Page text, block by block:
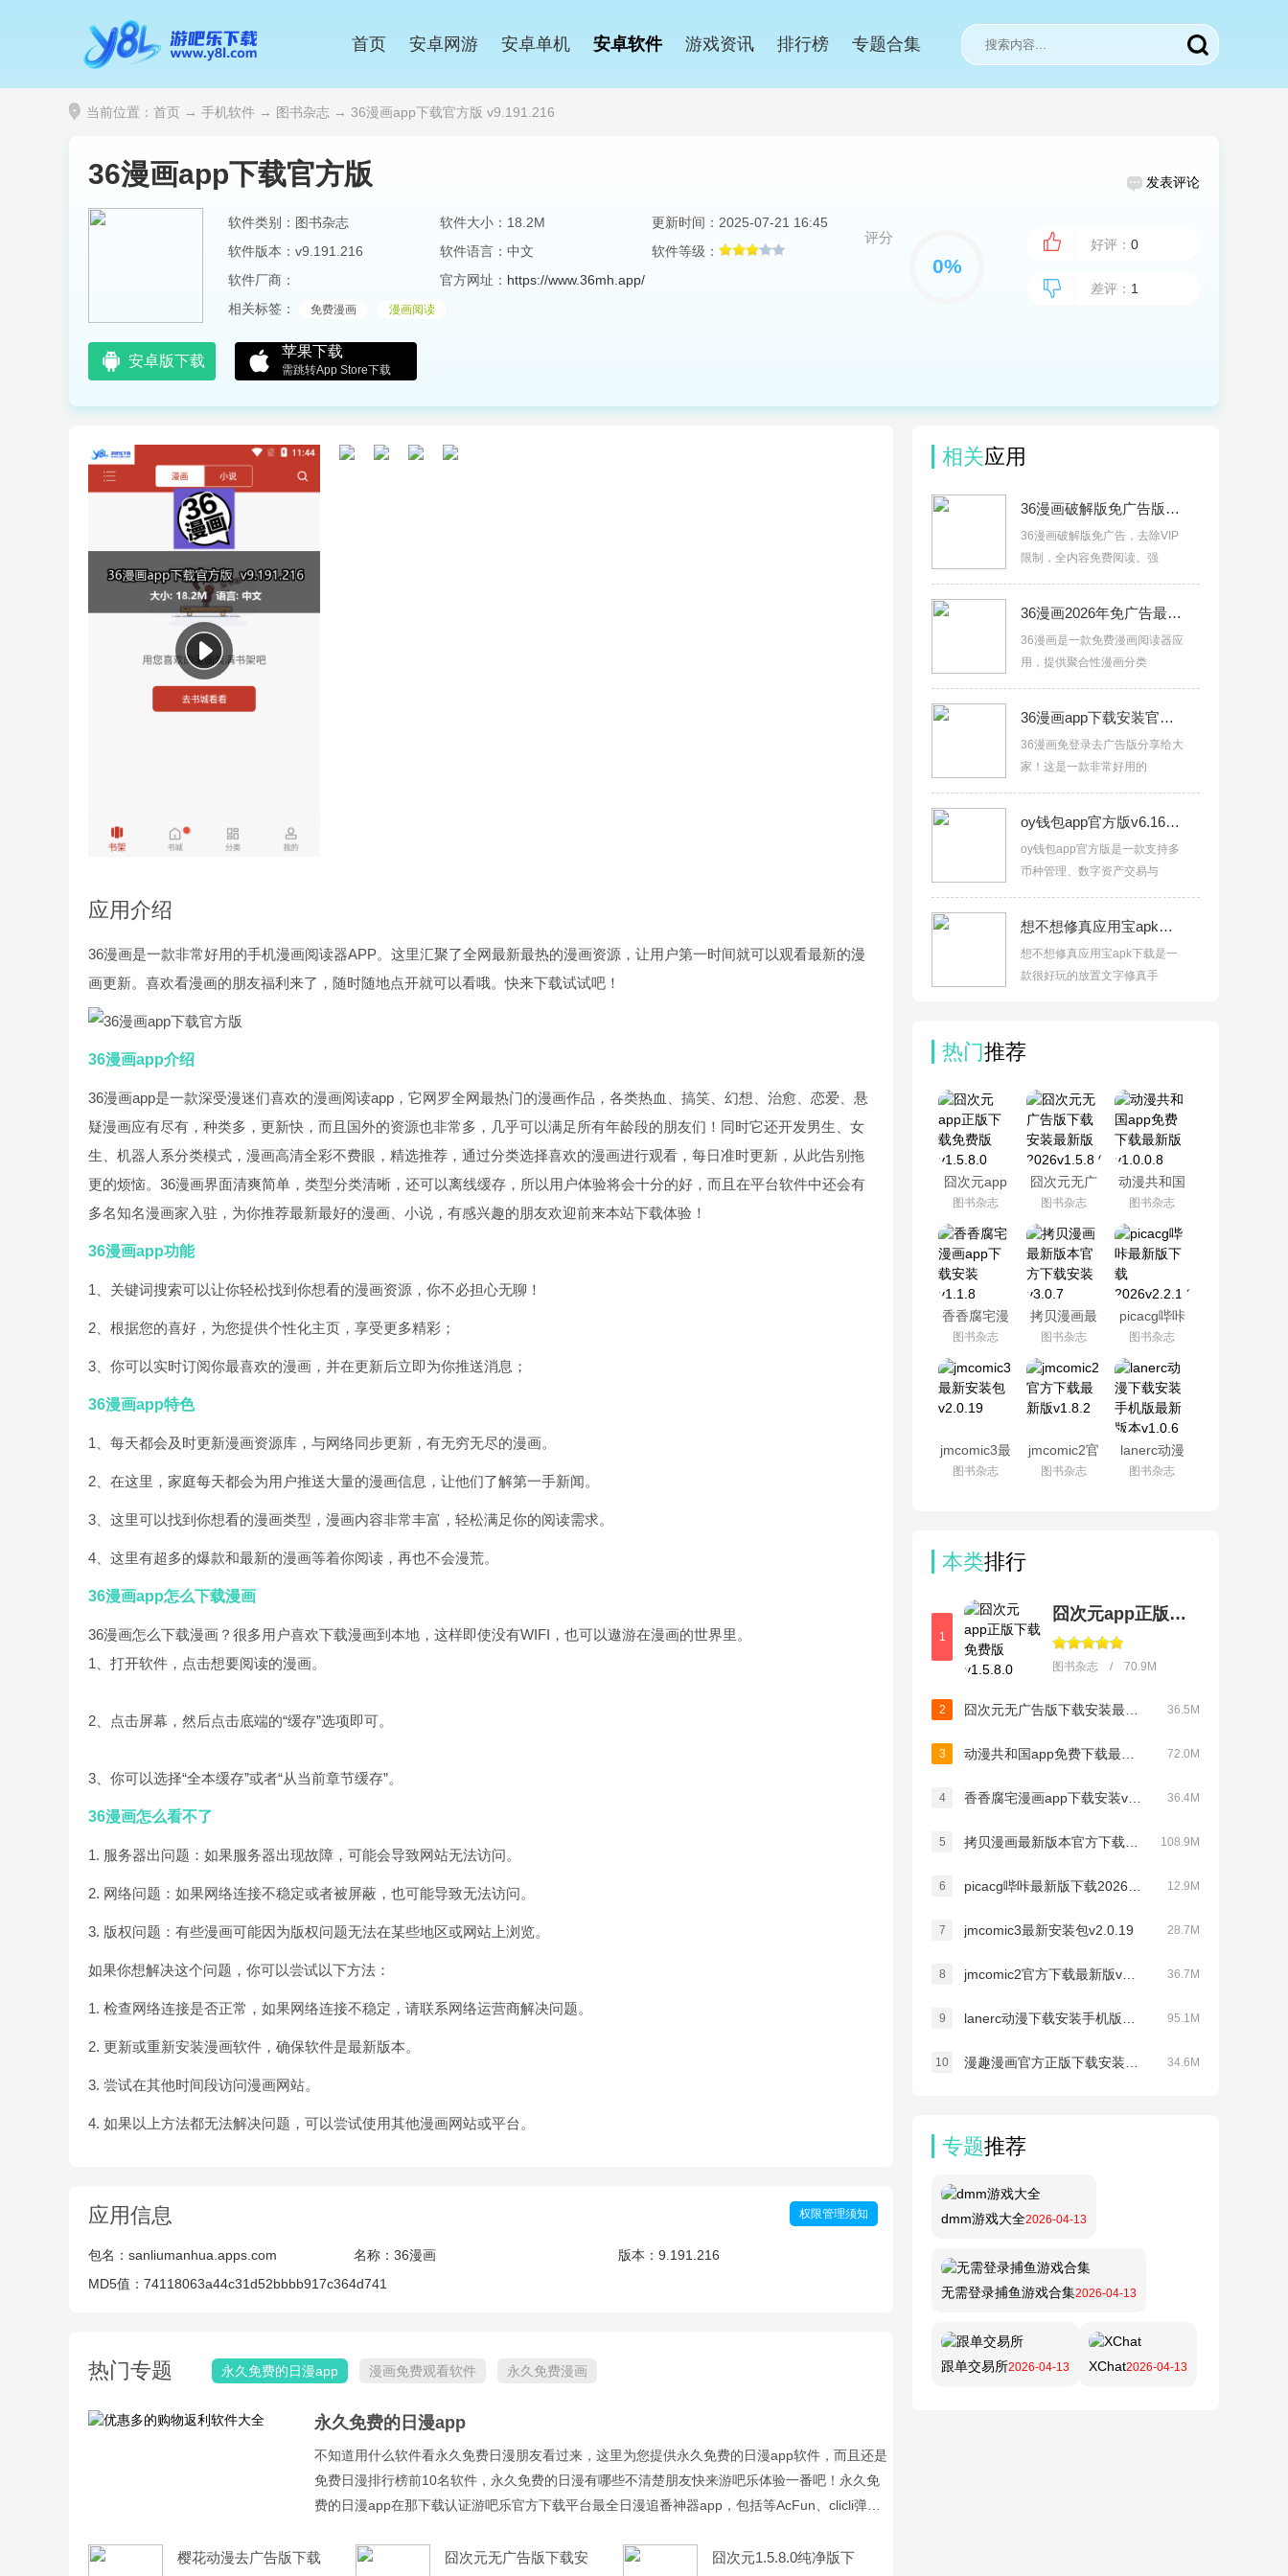
首页 安卓网游 安卓单机 安卓软件 游戏资讯 排行榜 专题合集
当前位置： 首页 → 手机软件 → 图书杂志 → 36漫画app下载官方版 v9.191.216
36漫画app下载官方版 发表评论
软件类别：图书杂志 软件大小：18.2M
更新时间：2025-07-21 16:45
软件版本：v9.191.216
软件语言：中文
软件等级：
软件厂商：
官方网址： https://www.36mh.app/
相关标签：
免费漫画 漫画阅读
评分 好评： 0
差评： 1
安卓版下载
苹果下载
需跳转App Store下载
应用介绍
36漫画是一款非常好用的手机漫画阅读器APP。这里汇聚了全网最新最热的漫画资源，让用户第一时间就可以观看最新的漫
画更新。喜欢看漫画的朋友福利来了，随时随地点开就可以看哦。快来下载试试吧！
36漫画app介绍
36漫画app是一款深受漫迷们喜欢的漫画阅读app，它网罗全网最热门的漫画作品，各类热血、搞笑、幻想、治愈、恋爱、悬
疑漫画应有尽有，种类多，更新快，而且国外的资源也非常多，几乎可以满足所有年龄段的朋友们！同时它还开发男生、女
生、机器人系分类模式，漫画高清全彩不费眼，精选推荐，通过分类选择喜欢的漫画进行观看，每日准时更新，从此告别拖
更的烦恼。36漫画界面清爽简单，类型分类清晰，还可以离线缓存，所以用户体验将会十分的好，而且在平台软件中还会有
多名知名漫画家入驻，为你推荐最新最好的漫画、小说，有感兴趣的朋友欢迎前来本站下载体验！
36漫画app功能
1、关键词搜索可以让你轻松找到你想看的漫画资源，你不必担心无聊！
2、根据您的喜好，为您提供个性化主页，享受更多精彩；
3、你可以实时订阅你最喜欢的漫画，并在更新后立即为你推送消息；
36漫画app特色
1、每天都会及时更新漫画资源库，与网络同步更新，有无穷无尽的漫画。
2、在这里，家庭每天都会为用户推送大量的漫画信息，让他们了解第一手新闻。
3、这里可以找到你想看的漫画类型，漫画内容非常丰富，轻松满足你的阅读需求。
4、这里有超多的爆款和最新的漫画等着你阅读，再也不会漫荒。
36漫画app怎么下载漫画
36漫画怎么下载漫画？很多用户喜欢下载漫画到本地，这样即使没有WIFI，也可以遨游在漫画的世界里。
1、打开软件，点击想要阅读的漫画。
2、点击屏幕，然后点击底端的“缓存”选项即可。
3、你可以选择“全本缓存”或者“从当前章节缓存”。
36漫画怎么看不了
1. 服务器出问题：如果服务器出现故障，可能会导致网站无法访问。
2. 网络问题：如果网络连接不稳定或者被屏蔽，也可能导致无法访问。
3. 版权问题：有些漫画可能因为版权问题无法在某些地区或网站上浏览。
如果你想解决这个问题，你可以尝试以下方法：
1. 检查网络连接是否正常，如果网络连接不稳定，请联系网络运营商解决问题。
2. 更新或重新安装漫画软件，确保软件是最新版本。
3. 尝试在其他时间段访问漫画网站。
4. 如果以上方法都无法解决问题，可以尝试使用其他漫画网站或平台。
应用信息 权限管理须知
包名： sanliumanhua.apps.com 名称： 36漫画 版本：9.191.216
MD5值： 74118063a44c31d52bbbb917c364d741
热门专题 永久免费的日漫app 漫画免费观看软件 永久免费漫画
永久免费的日漫app
不知道用什么软件看永久免费日漫朋友看过来，这里为您提供永久免费的日漫app软件，而且还是
免费日漫排行榜前10名软件，永久免费的日漫有哪些不清楚朋友快来游吧乐体验一番吧！永久免
费的日漫app在那下载认证游吧乐官方下载平台最全日漫追番神器app，包括等AcFun、clicli弹幕
樱花动漫去广告版下载
囧次元无广告版下载安
囧次元1.5.8.0纯净版下
相关应用
36漫画破解版免广告版最新版下载v9.191.216
36漫画破解版免广告，去除VIP
限制，全内容免费阅读。强
36漫画2026年免广告最新版本v9.191.216
36漫画是一款免费漫画阅读器应
用，提供聚合性漫画分类
36漫画app下载安装官方正版v9.191.216
36漫画免登录去广告版分享给大
家！这是一款非常好用的
oy钱包app官方版v6.166.0
oy钱包app官方版是一款支持多
币种管理、数字资产交易与
想不想修真应用宝apk下载v5.9.4
想不想修真应用宝apk下载是一
款很好玩的放置文字修真手
热门推荐
囧次元app
正版下载免
费版
v1.5.8.0
图书杂志
囧次元无广
告版下载安
装最新版
2026v1.5.8.0
图书杂志
动漫共和国
app免费下
载最新版
v1.0.0.8
图书杂志
香香腐宅漫
画app下载
安装v1.1.8
图书杂志
拷贝漫画最
新版本官方
下载安装
图书杂志
picacg哔咔
最新版下载
2026v2.2.1.3.3.5
图书杂志
jmcomic3最
新安装包
v2.0.19
图书杂志
jmcomic2官
方下载最新
版v1.8.2
图书杂志
lanerc动漫
下载安装手
机版最新版
图书杂志
本类排行
1
囧次元app正版下载免费版
图书杂志 / 70.9M
2 36.5M
3 72.0M
4 36.4M
5 108.9M
6 12.9M
7 jmcomic3最新安装包v2.0.19 28.7M
8 36.7M
9 95.1M
10 34.6M
专题推荐
dmm游戏大全2026-04-13
无需登录捕鱼游戏合集2026-04-13
跟单交易所2026-04-13 XChat2026-04-13